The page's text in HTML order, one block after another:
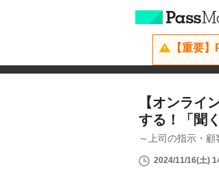
【重要
【オンライ
する！「聞
～上司の指示・
2024/11/16(土)